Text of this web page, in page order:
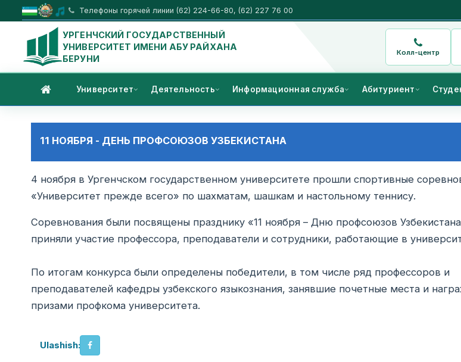
Телефоны горячей линии (62) 224-66-80, (62) 227 76 00
УРГЕНЧСКИЙ ГОСУДАРСТВЕННЫЙ
УНИВЕРСИТЕТ ИМЕНИ АБУ РАЙХАНА
БЕРУНИ
Колл-центр
Университет Деятельность Информационная служба Абитуриент
11 НОЯБРЯ - ДЕНЬ ПРОФСОЮЗОВ УЗБЕКИСТАНА
4 ноября в Ургенчском государственном университете прошли спортивные
«Университет прежде всего» по шахматам, шашкам и настольному теннису.
Соревнования были посвящены празднику «11 ноября – Дню профсоюзов
приняли участие профессора, преподаватели и сотрудники, работающие в
По итогам конкурса были определены победители, в том числе ряд профессоров и
преподавателей кафедры узбекского языкознания, занявшие почетные места и
призами профкома университета.
Ulashish: